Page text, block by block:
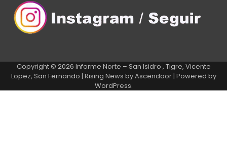
Copyright © 2026 Informe Norte – San Isidro , Tigre, Vicente
Lopez, San Fernando | Rising News byAscendoor| Powered by
WordPress.